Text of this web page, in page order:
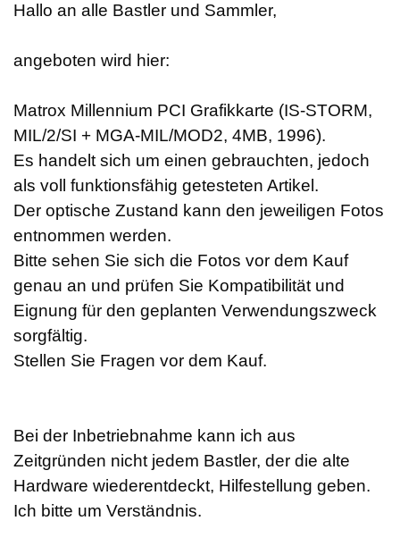
Hallo an alle Bastler und Sammler,
angeboten wird hier:
Matrox Millennium PCI Grafikkarte (IS-STORM,
MIL/2/SI + MGA-MIL/MOD2, 4MB, 1996).
Es handelt sich um einen gebrauchten, jedoch
als voll funktionsfähig getesteten Artikel.
Der optische Zustand kann den jeweiligen Fotos
entnommen werden.
Bitte sehen Sie sich die Fotos vor dem Kauf
genau an und prüfen Sie Kompatibilität und
Eignung für den geplanten Verwendungszweck
sorgfältig.
Stellen Sie Fragen vor dem Kauf.
Bei der Inbetriebnahme kann ich aus
Zeitgründen nicht jedem Bastler, der die alte
Hardware wiederentdeckt, Hilfestellung geben.
Ich bitte um Verständnis.